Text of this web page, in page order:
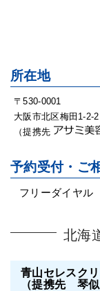
所在地
〒530-0001
大阪市北区梅田1-2-
（提携先
予約受付・ご
フリーダイヤル
北海
青山セレスク
（提携先 琴似